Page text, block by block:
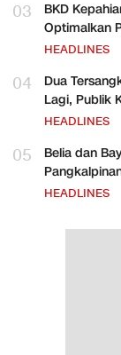
03
BKD
Optimalkan
HEADLINES
04
Dua
Lagi, Publik
HEADLINES
05
Belia dan
HEADLINES